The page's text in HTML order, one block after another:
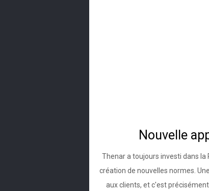
Nouvelle
Thenar a toujours investi dans
création de nouvelles normes.
aux clients, et c'est